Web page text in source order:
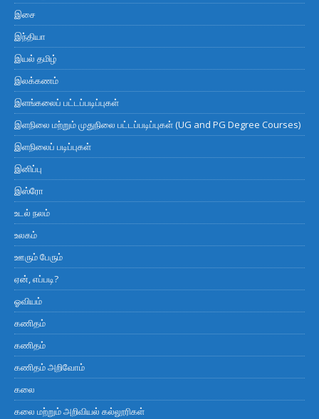
இசை
இந்தியா
இயல் தமிழ்
இலக்கணம்
இளங்கலைப் பட்டப்படிப்புகள்
இளநிலை மற்றும் முதுநிலை பட்டப்படிப்புகள் (UG and PG Degree Courses)
இளநிலைப் படிப்புகள்
இனிப்பு
இஸ்ரோ
உடல் நலம்
உலகம்
ஊரும் பேரும்
ஏன், எப்படி?
ஓவியம்
கணிதம்
கணிதம்
கணிதம் அறிவோம்
கலை
கலை மற்றும் அறிவியல் கல்லூரிகள்